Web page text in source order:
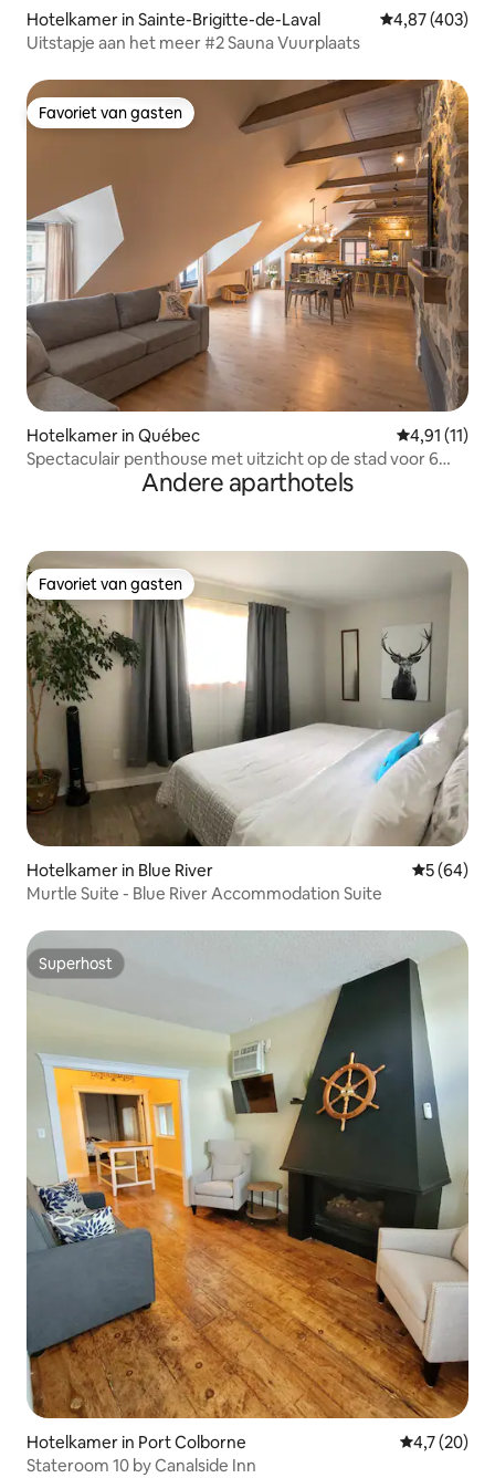
Hotelkamer in Sainte-Brigitte-de-Laval Gemiddelde
4,87 (403)
Uitstapje aan het meer #2 Sauna Vuurplaats
Favoriet van gasten
Favoriet van gasten
Hotelkamer in Québec Gemiddelde
4,91 (11)
Spectaculair penthouse met uitzicht op de stad voor 6
Andere aparthotels
Favoriet van gasten
Favoriet van gasten
Hotelkamer in Blue River
5 (64)
Murtle Suite - Blue River Accommodation Suite
Superhost
Superhost
Hotelkamer in Port Colborne
4,7 (20)
Stateroom 10 by Canalside Inn